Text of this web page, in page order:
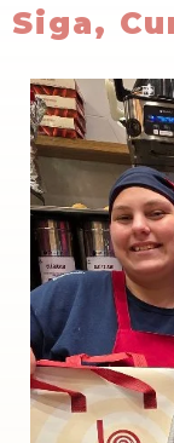
Siga,